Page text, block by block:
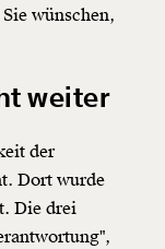
wünschen,
weiter
der
Dort wurde
Die drei